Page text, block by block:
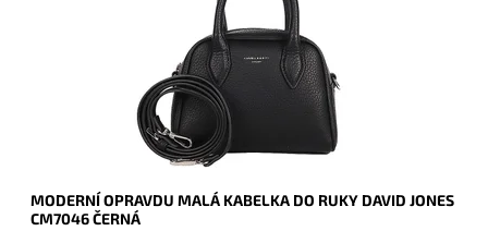
David Jones Paris
2 roky
MODERNÍ OPRAVDU MALÁ KABELKA DO RUKY DAVID JONES
CM7046 ČERNÁ